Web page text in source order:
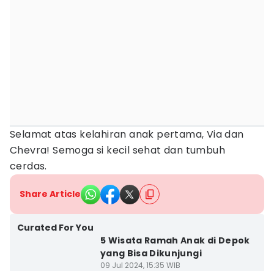
Selamat atas kelahiran anak pertama, Via dan
Chevra! Semoga si kecil sehat dan tumbuh
cerdas.
Share Article
Curated For You
5 Wisata Ramah Anak di Depok
yang Bisa Dikunjungi
09 Jul 2024, 15:35 WIB